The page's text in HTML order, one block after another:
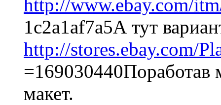
http://www.ebay.com/
1c2a1af7a5А тут
http://stores.ebay.com/
макет.